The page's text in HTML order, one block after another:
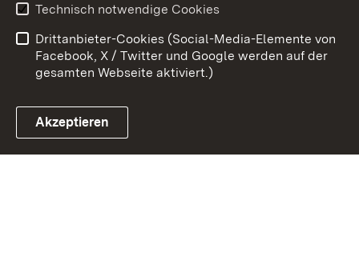
Link zum Landesportal
Barrierefreiheit
Impressum Cookies
Technisch notwendige Cookies
Drittanbieter-Cookies (Social-Media-Elemente von
Facebook, X / Twitter und Google werden auf der
gesamten Webseite aktiviert.)
Akzeptieren